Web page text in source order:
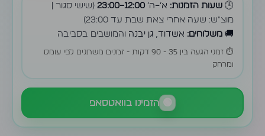
🕒שעות הזמנות: א׳–ה׳12:00–23:00
(שישי סגור |
מוצ״ש: שעה אחרי צאת שבת עד 23:00)
🚚משלוחים: אשדוד, גן יבנהוהמושבים בסביבה
⏱️ זמני הגעה בין 35 - 90 דקות - זמנים משתנים לפי עומס
ומרחק
🟢 הזמינו בוואטסאפ